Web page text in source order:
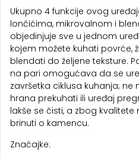
Ukupno 4 funkcije ovog
lončićima, mikrovalnom i
objedinjuje sve u jednom
kojem možete kuhati povrće,
blendati do željene teksture.
na pari omogućava da se
završetka ciklusa kuhanja;
hrana prekuhati ili uređaj
lakše se čisti, a zbog
brinuti o kamencu.
Značajke: